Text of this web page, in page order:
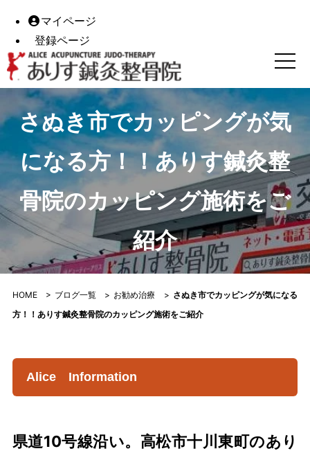
マイページ
登録ページ
さぬき市でカッピングが気になる方！！ありす鍼灸整骨院
さぬき市でカッピングが気
になる方！！ありす鍼灸整
骨院のカッピング施術をご
紹介
HOME> ブログ一覧 > お勧め治療 > さぬき市でカッピングが気になる
方！！ありす鍼灸整骨院のカッピング施術をご紹介
Alice Information
県道10号線沿い。高松市十川東町のあり